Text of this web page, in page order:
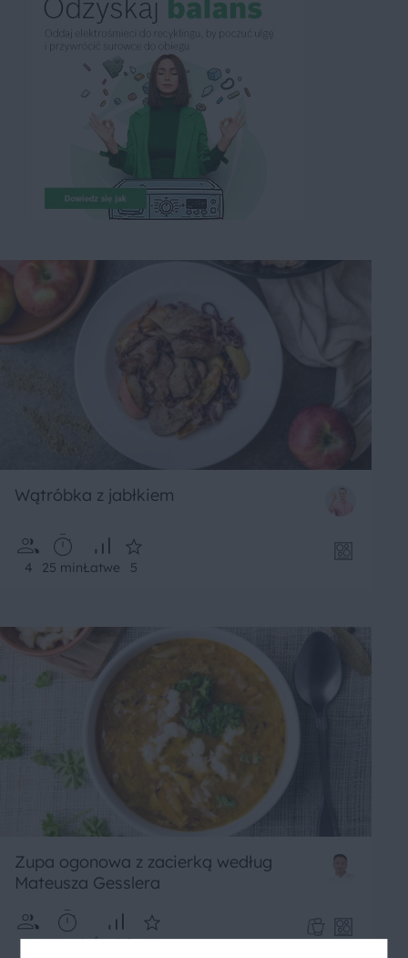
Wątróbka z jabłkiem
4 25 minŁatwe 5
Zupa ogonowa z zacierką według
Mateusza Gesslera
4 240 minŚrednie 5